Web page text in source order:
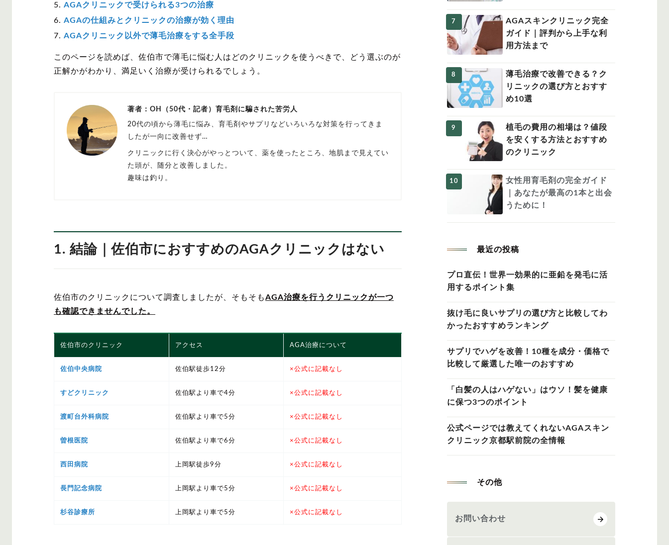
AGAクリニックで受けられる3つの治療
AGAの仕組みとクリニックの治療が効く理由
AGAクリニック以外で薄毛治療をする全手段
このページを読めば、佐伯市で薄毛に悩む人はどのクリニックを使うべきで、どう選ぶのが
正解かがわかり、満足いく治療が受けられるでしょう。
著者：OH（50代・記者）育毛剤に騙された苦労人
20代の頃から薄毛に悩み、育毛剤やサプリなどいろいろな対策を行ってきま
したが一向に改善せず…
クリニックに行く決心がやっとついて、薬を使ったところ、地肌まで見えてい
た頭が、随分と改善しました。
趣味は釣り。
1. 結論｜佐伯市におすすめのAGAクリニックはない
佐伯市のクリニックについて調査しましたが、そもそもAGA治療を行うクリニックが一つ
も確認できませんでした。
佐伯市のクリニック アクセス AGA治療について
佐伯中央病院 佐伯駅徒歩12分 ×公式に記載なし
すどクリニック 佐伯駅より車で4分 ×公式に記載なし
渡町台外科病院 佐伯駅より車で5分 ×公式に記載なし
曽根医院 佐伯駅より車で6分 ×公式に記載なし
西田病院 上岡駅徒歩9分 ×公式に記載なし
長門記念病院 上岡駅より車で5分 ×公式に記載なし
杉谷診療所 上岡駅より車で5分 ×公式に記載なし
AGAスキンクリニック完全
ガイド｜評判から上手な利
用方法まで
薄毛治療で改善できる？ク
リニックの選び方とおすす
め10選
植毛の費用の相場は？値段
を安くする方法とおすすめ
のクリニック
女性用育毛剤の完全ガイド
｜あなたが最高の1本と出会
うために！
最近の投稿
プロ直伝！世界一効果的に亜鉛を発毛に活
用するポイント集
抜け毛に良いサプリの選び方と比較してわ
かったおすすめランキング
サプリでハゲを改善！10種を成分・価格で
比較して厳選した唯一のおすすめ
「白髪の人はハゲない」はウソ！髪を健康
に保つ3つのポイント
公式ページでは教えてくれないAGAスキン
クリニック京都駅前院の全情報
その他
お問い合わせ